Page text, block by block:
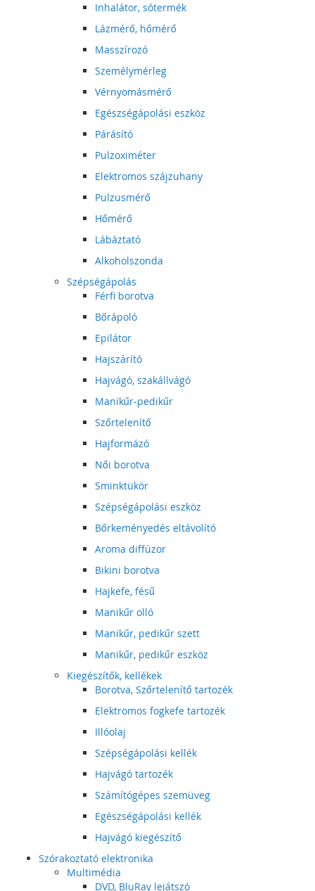
Inhalátor, sótermék
Lázmérő, hőmérő
Masszírozó
Személymérleg
Vérnyomásmérő
Egészségápolási eszköz
Párásító
Pulzoximéter
Elektromos szájzuhany
Pulzusmérő
Hőmérő
Lábáztató
Alkoholszonda
Szépségápolás
Férfi borotva
Bőrápoló
Epilátor
Hajszárító
Hajvágó, szakállvágó
Manikűr-pedikűr
Szőrtelenítő
Hajformázó
Női borotva
Sminktükör
Szépségápolási eszköz
Bőrkeményedés eltávolító
Aroma diffúzor
Bikini borotva
Hajkefe, fésű
Manikűr olló
Manikűr, pedikűr szett
Manikűr, pedikűr eszköz
Kiegészítők, kellékek
Borotva, Szőrtelenítő tartozék
Elektromos fogkefe tartozék
Illóolaj
Szépségápolási kellék
Hajvágó tartozék
Számítógépes szemüveg
Egészségápolási kellék
Hajvágó kiegészítő
Szórakoztató elektronika
Multimédia
DVD, BluRay lejátszó